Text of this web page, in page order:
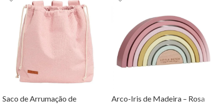
Saco de Arrumação de
Arco-Iris de Madeira – Rosa